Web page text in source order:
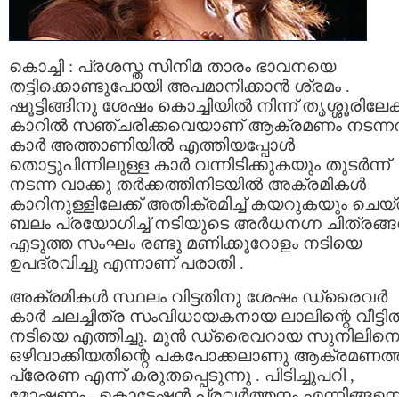
കൊച്ചി : പ്രശസ്ത സിനിമ താരം ഭാവനയെ
തട്ടിക്കൊണ്ടുപോയി അപമാനിക്കാൻ ശ്രമം .
ഷൂട്ടിങ്ങിനു ശേഷം കൊച്ചിയിൽ നിന്ന്
കാറിൽ സഞ്ചരിക്കവെയാണ് ആക്രമണം
കാർ അത്താണിയിൽ എത്തിയപ്പോൾ
തൊട്ടുപിന്നിലുള്ള കാർ വന്നിടിക്കുകയും തുടർന്ന്
നടന്ന വാക്കു തർക്കത്തിനിടയിൽ അക്രമികൾ
കാറിനുള്ളിലേക്ക് അതിക്രമിച്ച് കയറുകയും
ബലം പ്രയോഗിച്ച് നടിയുടെ അർധനഗ്ന
എടുത്ത സംഘം രണ്ടു മണിക്കൂറോളം നടിയെ
ഉപദ്രവിച്ചു എന്നാണ് പരാതി .
അക്രമികൾ സ്ഥലം വിട്ടതിനു ശേഷം ഡ്രൈവർ
കാർ ചലച്ചിത്ര സംവിധായകനായ ലാലിന്റെ
നടിയെ എത്തിച്ചു. മുൻ ഡ്രൈവറായ സുനിലിനെ
ഒഴിവാക്കിയതിന്റെ പകപോക്കലാണു
പ്രേരണ എന്ന് കരുതപ്പെടുന്നു . പിടിച്ചുപറി ,